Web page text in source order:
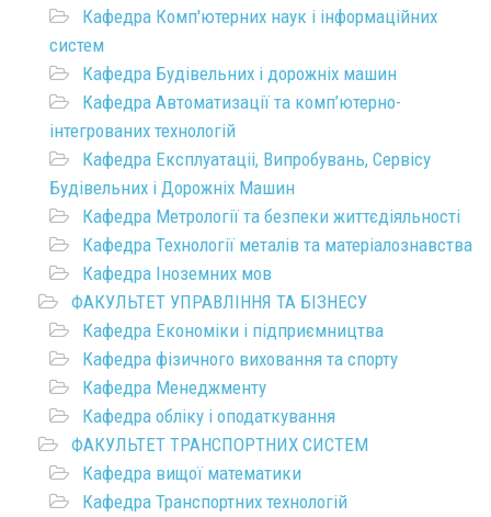
Кафедра Комп'ютерних наук і інформаційних
систем
Кафедра Будівельних і дорожніх машин
Кафедра Автоматизації та комп’ютерно-
інтегрованих технологій
Кафедра Експлуатаціі, Випробувань, Сервісу
Будівельних і Дорожніх Машин
Кафедра Метрології та безпеки життєдіяльності
Кафедра Технології металів та матеріалознавства
Кафедра Іноземних мов
ФАКУЛЬТЕТ УПРАВЛІННЯ ТА БІЗНЕСУ
Кафедра Економіки і підприємництва
Кафедра фізичного виховання та спорту
Кафедра Менеджменту
Кафедра обліку і оподаткування
ФАКУЛЬТЕТ ТРАНСПОРТНИХ СИСТЕМ
Кафедра вищої математики
Кафедра Транспортних технологій